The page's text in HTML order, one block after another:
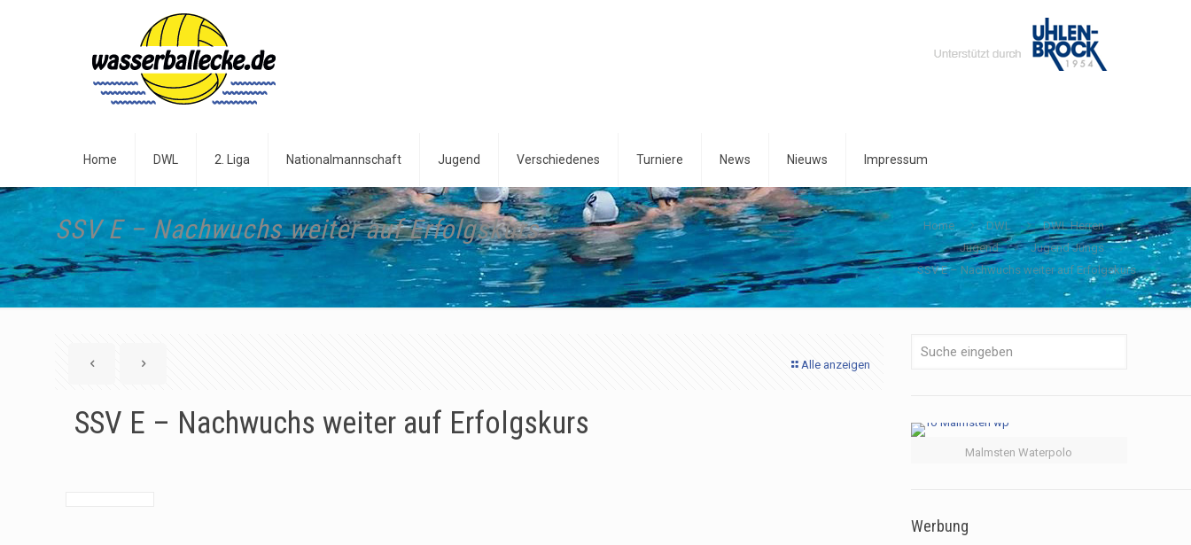
Home DWL 2. Liga Nationalmannschaft Jugend Verschiedenes Turniere News Nieuws Impressum
SSV E – Nachwuchs weiter auf Erfolgskurs Home DWL
DWL Herren
Jugend
Jugend Jungs
SSV E – Nachwuchs weiter auf Erfolgskurs
Alle anzeigen
SSV E – Nachwuchs weiter auf Erfolgskurs
Malmsten Waterpolo
Werbung